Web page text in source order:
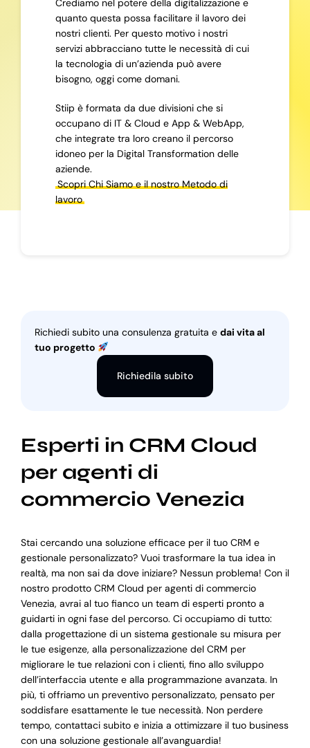
Crediamo nel potere della digitalizzazione e
quanto questa possa facilitare il lavoro dei
nostri clienti. Per questo motivo i nostri
servizi abbracciano tutte le necessità di cui
la tecnologia di un’azienda può avere
bisogno, oggi come domani.
Stiip è formata da due divisioni che si
occupano di IT & Cloud e App & WebApp,
che integrate tra loro creano il percorso
idoneo per la Digital Transformation delle
aziende.
Scopri Chi Siamo e il nostro Metodo di
lavoro
Richiedi subito una consulenza gratuita e dai vita al
tuo progetto
Richiedila subito
Esperti in CRM Cloud
per agenti di
commercio Venezia
Stai cercando una soluzione efficace per il tuo CRM e
gestionale personalizzato? Vuoi trasformare la tua idea in
realtà, ma non sai da dove iniziare? Nessun problema! Con il
nostro prodotto CRM Cloud per agenti di commercio
Venezia, avrai al tuo fianco un team di esperti pronto a
guidarti in ogni fase del percorso. Ci occupiamo di tutto:
dalla progettazione di un sistema gestionale su misura per
le tue esigenze, alla personalizzazione del CRM per
migliorare le tue relazioni con i clienti, fino allo sviluppo
dell’interfaccia utente e alla programmazione avanzata. In
più, ti offriamo un preventivo personalizzato, pensato per
soddisfare esattamente le tue necessità. Non perdere
tempo, contattaci subito e inizia a ottimizzare il tuo business
con una soluzione gestionale all’avanguardia!